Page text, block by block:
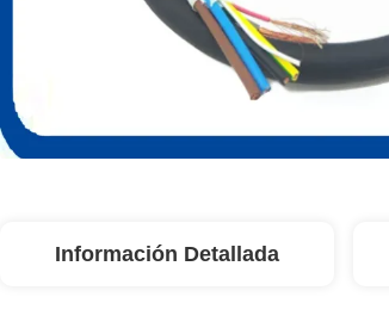
Información Detallada